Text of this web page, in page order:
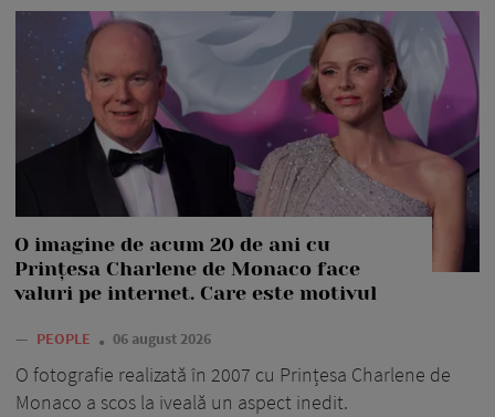
O imagine de acum 20 de ani cu
Prințesa Charlene de Monaco face
valuri pe internet. Care este motivul
— PEOPLE 06 august 2026
O fotografie realizată în 2007 cu Prințesa Charlene de
Monaco a scos la iveală un aspect inedit.